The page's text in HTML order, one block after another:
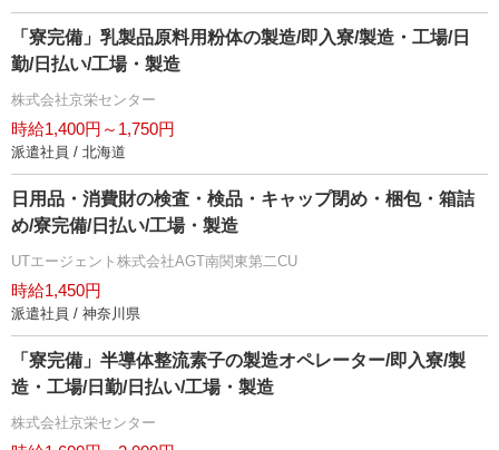
「寮完備」乳製品原料用粉体の製造/即入寮/製造・工場/日
勤/日払い/工場・製造
株式会社京栄センター
時給1,400円～1,750円
派遣社員 / 北海道
日用品・消費財の検査・検品・キャップ閉め・梱包・箱詰
め/寮完備/日払い/工場・製造
UTエージェント株式会社AGT南関東第二CU
時給1,450円
派遣社員 / 神奈川県
「寮完備」半導体整流素子の製造オペレーター/即入寮/製
造・工場/日勤/日払い/工場・製造
株式会社京栄センター